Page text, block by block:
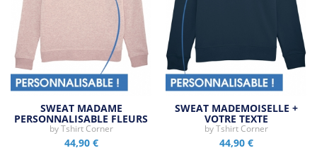
SWEAT MADAME
PERSONNALISABLE FLEURS
byTshirt Corner
44,90 €
SWEAT MADEMOISELLE +
VOTRE TEXTE
byTshirt Corner
44,90 €